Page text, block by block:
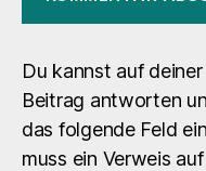
Du kannst auf
Beitrag antworten
das folgende Feld
muss ein Verweis